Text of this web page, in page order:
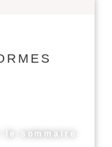
le sommaire